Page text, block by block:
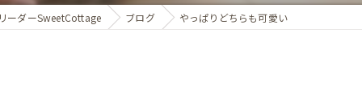
ドッグラン
ーダーSweetCottage ブログ やっぱりどちらも可愛い